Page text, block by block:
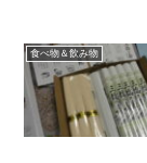
食べ物＆飲み物